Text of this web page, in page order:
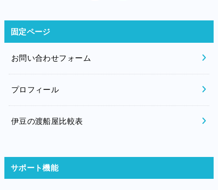
固定ページ
お問い合わせフォーム
プロフィール
伊豆の渡船屋比較表
サポート機能